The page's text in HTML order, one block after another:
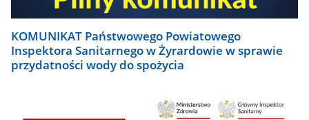
KOMUNIKAT Państwowego Powiatowego
Inspektora Sanitarnego w Żyrardowie w sprawie
przydatności wody do spożycia